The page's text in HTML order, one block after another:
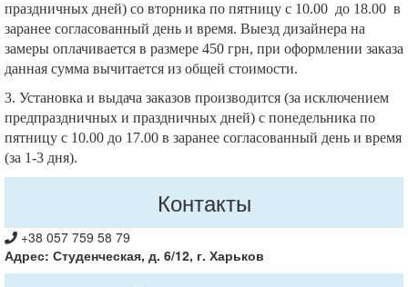
праздничных дней) со вторника по пятницу с 10.00 до 18.00 в
заранее согласованный день и время. Выезд дизайнера на
замеры оплачивается в размере 450 грн, при оформлении заказа
данная сумма вычитается из общей стоимости.
3. Установка и выдача заказов производится (за исключением
предпраздничных и праздничных дней) с понедельника по
пятницу с 10.00 до 17.00 в заранее согласованный день и время
(за 1-3 дня).
Контакты
+38 057 759 58 79
Адрес: Студенческая, д. 6/12, г. Харьков